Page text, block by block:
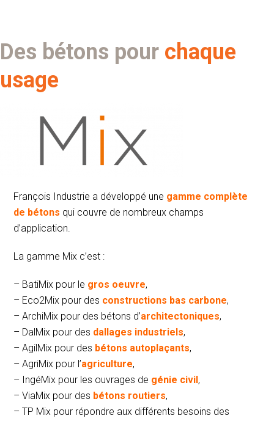
Des bétons pour chaque
usage
François Industrie a développé une gamme complète
de bétons qui couvre de nombreux champs
d’application.
La gamme Mix c’est :
– BatiMix pour le gros oeuvre,
– Eco2Mix pour des constructions bas carbone,
– ArchiMix pour des bétons d’architectoniques,
– DalMix pour des dallages industriels,
– AgilMix pour des bétons autoplaçants,
– AgriMix pour l’agriculture,
– IngéMix pour les ouvrages de génie civil ,
– ViaMix pour des bétons routiers,
– TP Mix pour répondre aux différents besoins des